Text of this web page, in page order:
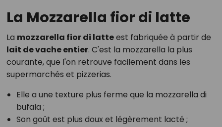
La Mozzarella fior di latte
La mozzarella fior di latteest fabriquée à partir de
lait de vache entier. C'est la mozzarella la plus
courante, que l'on retrouve facilement dans les
supermarchés et pizzerias.
Elle a une texture plus ferme que la mozzarella di
bufala ;
Son goût est plus doux et légèrement lacté ;